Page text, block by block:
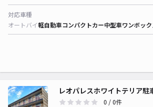
対応車種
オートバイ軽自動車コンパクトカー中型車ワンボック
レオパレスホワイトテリア駐
0 / 0件